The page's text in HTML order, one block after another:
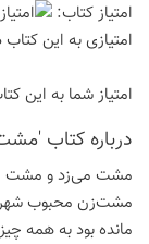
امتیاز كتاب:
امتیازی به این
امتیاز شما به این
درباره كتاب
مشت می‌زد و مشت
مشت‌زن محبوب شهر
مانده بود به همه